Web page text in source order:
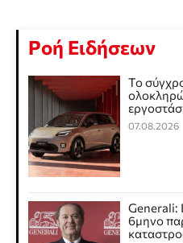
Ροή Ειδήσεων
Το
07.08.2026
Generali:
6μηνο